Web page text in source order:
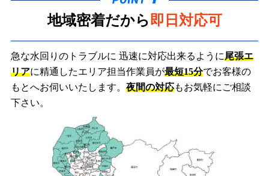
地域密着だから即日対応可
急な水回りのトラブルに 迅速に対応出来るように尾張エ
リアに精通したエリア担当作業員が最短15分でお客様の
もとへお伺いいたします。 夜間の対応もお気軽にご相談
下さい。